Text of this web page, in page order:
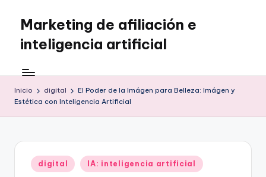
Saltar
contenido
Marketing de afiliación e
inteligencia artificial
Inicio digital
El Poder de la Imágen para Belleza: Imágen y
Estética con Inteligencia Artificial
Publicado
en
digital IA: inteligencia artificial